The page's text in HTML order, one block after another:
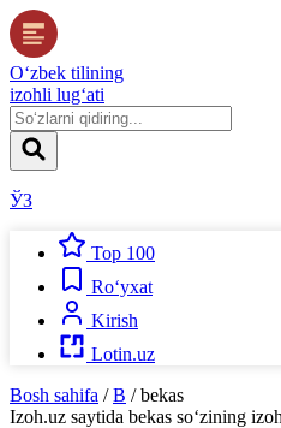
O‘zbek tilining
izohli lug‘ati
ЎЗ
Top 100
Ro‘yxat
Kirish
Lotin.uz
Bosh sahifa / B / bekas
Izoh.uz saytida bekas so‘zining